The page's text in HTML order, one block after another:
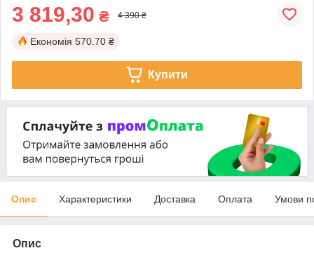
3 819,30 ₴ 4 390 ₴
Економія 570.70 ₴
Купити
Опис Характеристики Доставка Оплата Умови
Опис